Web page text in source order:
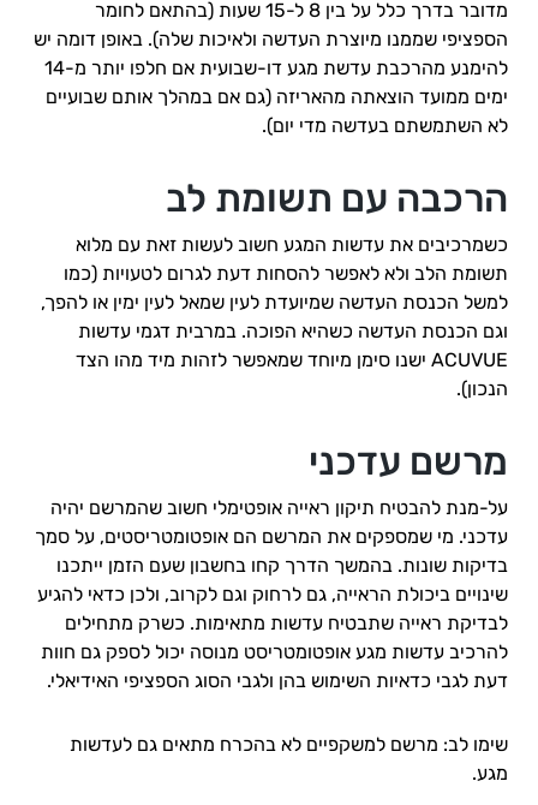
מדובר בדרך כלל על בין 8 ל-15 שעות (בהתאם לחומר
הספציפי שממנו מיוצרת העדשה ולאיכות שלה). באופן דומה יש
להימנע מהרכבת עדשת מגע דו-שבועית אם חלפו יותר מ-14
ימים ממועד הוצאתה מהאריזה (גם אם במהלך אותם שבועיים
לא השתמשתם בעדשה מדי יום).
הרכבה עם תשומת לב
כשמרכיבים את עדשות המגע חשוב לעשות זאת עם מלוא
תשומת הלב ולא לאפשר להסחות דעת לגרום לטעויות (כמו
למשל הכנסת העדשה שמיועדת לעין שמאל לעין ימין או להפך,
וגם הכנסת העדשה כשהיא הפוכה. במרבית דגמי עדשות
ACUVUE ישנו סימן מיוחד שמאפשר לזהות מיד מהו הצד
הנכון).
מרשם עדכני
על-מנת להבטיח תיקון ראייה אופטימלי חשוב שהמרשם יהיה
עדכני. מי שמספקים את המרשם הם אופטומטריסטים, על סמך
בדיקות שונות. בהמשך הדרך קחו בחשבון שעם הזמן ייתכנו
שינויים ביכולת הראייה, גם לרחוק וגם לקרוב, ולכן כדאי להגיע
לבדיקת ראייה שתבטיח עדשות מתאימות. כשרק מתחילים
להרכיב עדשות מגע אופטומטריסט מנוסה יכול לספק גם חוות
דעת לגבי כדאיות השימוש בהן ולגבי הסוג הספציפי האידיאלי.
שימו לב: מרשם למשקפיים לא בהכרח מתאים גם לעדשות
מגע.